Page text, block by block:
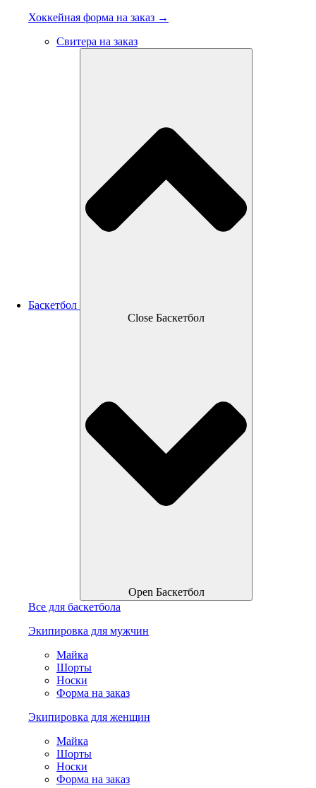
Хоккейная форма на заказ →
Свитера на заказ
Баскетбол
Close Баскетбол
Open Баскетбол
Все для баскетбола
Экипировка для мужчин
Майка
Шорты
Носки
Форма на заказ
Экипировка для женщин
Майка
Шорты
Носки
Форма на заказ